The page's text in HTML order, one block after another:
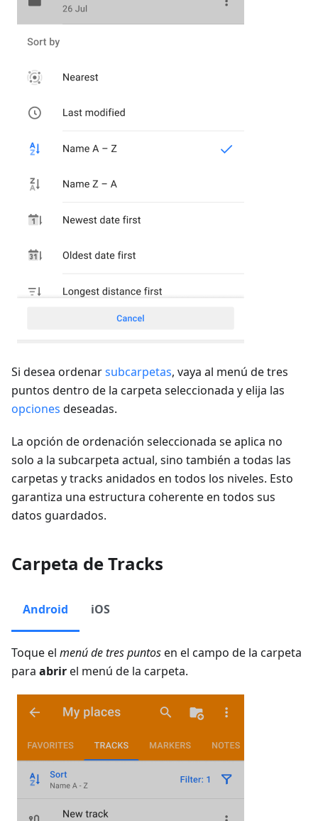
Si desea ordenarsubcarpetas, vaya al menú de tres
puntos dentro de la carpeta seleccionada y elija las
opciones deseadas.
La opción de ordenación seleccionada se aplica no
solo a la subcarpeta actual, sino también a todas las
carpetas y tracks anidados en todos los niveles. Esto
garantiza una estructura coherente en todos sus
datos guardados.
Carpeta de Tracks
Android iOS
Toque el menú de tres puntosen el campo de la carpeta
para abrirel menú de la carpeta.